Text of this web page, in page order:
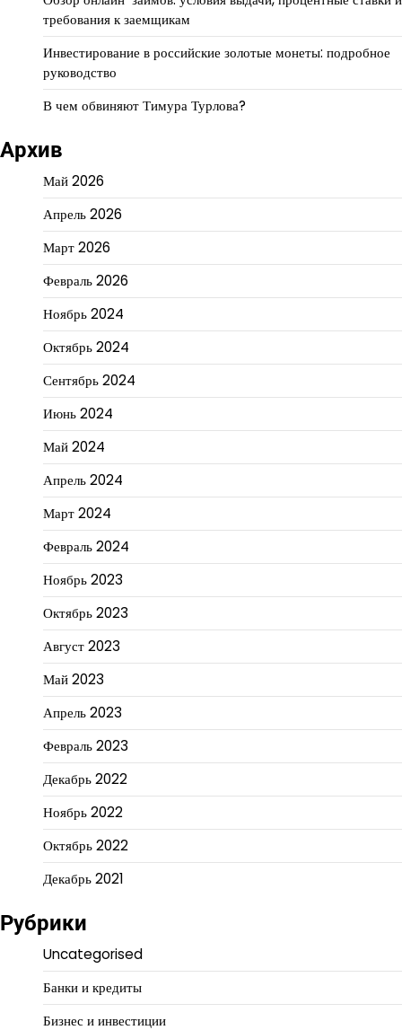
требования к заемщикам
Инвестирование в российские золотые монеты: подробное
руководство
В чем обвиняют Тимура Турлова?
Архив
Май 2026
Апрель 2026
Март 2026
Февраль 2026
Ноябрь 2024
Октябрь 2024
Сентябрь 2024
Июнь 2024
Май 2024
Апрель 2024
Март 2024
Февраль 2024
Ноябрь 2023
Октябрь 2023
Август 2023
Май 2023
Апрель 2023
Февраль 2023
Декабрь 2022
Ноябрь 2022
Октябрь 2022
Декабрь 2021
Рубрики
Uncategorised
Банки и кредиты
Бизнес и инвестиции